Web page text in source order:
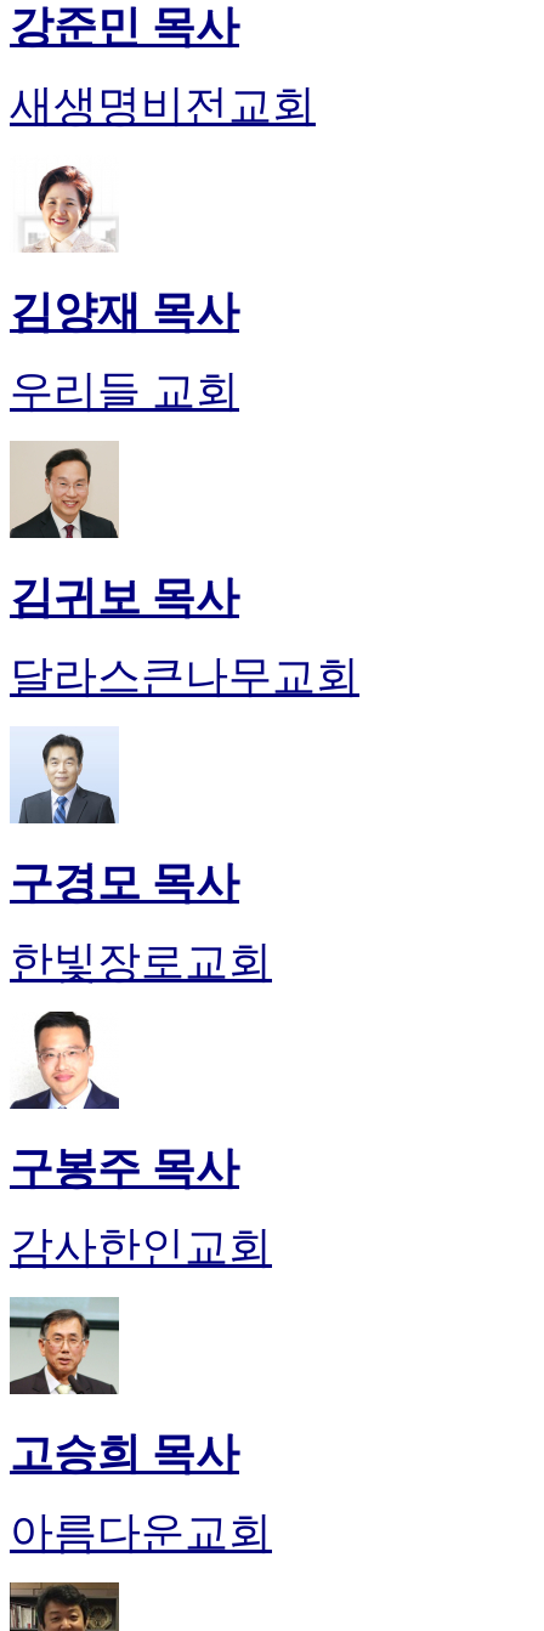
강준민 목사
새생명비전교회
김양재 목사
우리들 교회
김귀보 목사
달라스큰나무교회
구경모 목사
한빛장로교회
구봉주 목사
감사한인교회
고승희 목사
아름다운교회